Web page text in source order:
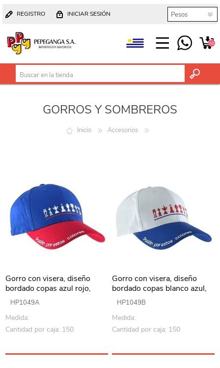
REGISTRO INICIAR SESIÓN
(0)
GORROS Y SOMBREROS
Inicio Accesorios
Gorro con visera, diseño
bordado copas azul rojo,
Armoric
HP1049A
Medida:
Cantidad por caja: 150
Gorro con visera, diseño
bordado copas blanco azul,
Armoric
HP1049B
Medida:
Cantidad por caja: 150